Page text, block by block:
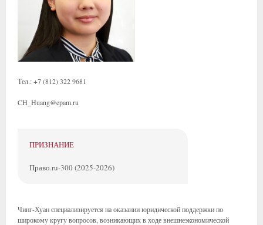
Тел.: +7 (812) 322 9681
CH_Huang@epam.ru
ПРИЗНАНИЕ
Право.ru-300 (2025-2026)
Чинг-Хуан специализируется на оказании юридической поддержки по
широкому кругу вопросов, возникающих в ходе внешнеэкономической